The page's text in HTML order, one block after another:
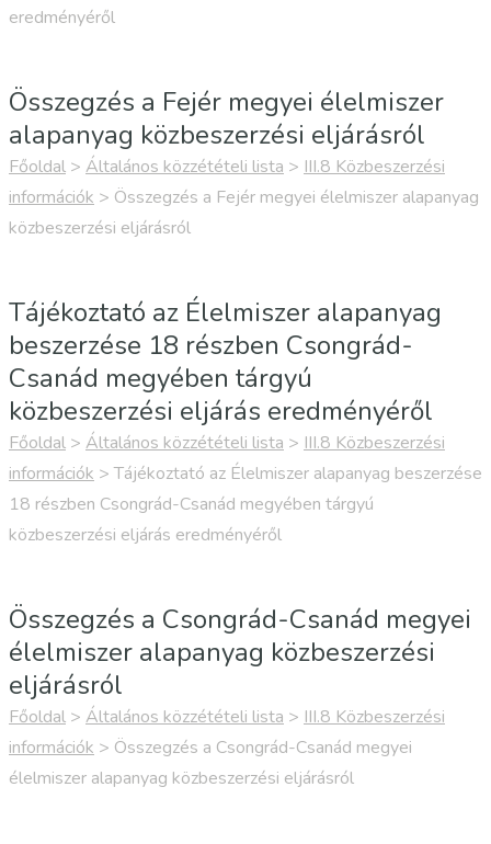
eredményéről
Összegzés a Fejér megyei élelmiszer
alapanyag közbeszerzési eljárásról
Főoldal > Általános közzétételi lista > III.8 Közbeszerzési
információk > Összegzés a Fejér megyei élelmiszer alapanyag
közbeszerzési eljárásról
Tájékoztató az Élelmiszer alapanyag
beszerzése 18 részben Csongrád-
Csanád megyében tárgyú
közbeszerzési eljárás eredményéről
Főoldal > Általános közzétételi lista > III.8 Közbeszerzési
információk >Tájékoztató az Élelmiszer alapanyag beszerzése
18 részben Csongrád-Csanád megyében tárgyú
közbeszerzési eljárás eredményéről
Összegzés a Csongrád-Csanád megyei
élelmiszer alapanyag közbeszerzési
eljárásról
Főoldal > Általános közzétételi lista > III.8 Közbeszerzési
információk > Összegzés a Csongrád-Csanád megyei
élelmiszer alapanyag közbeszerzési eljárásról